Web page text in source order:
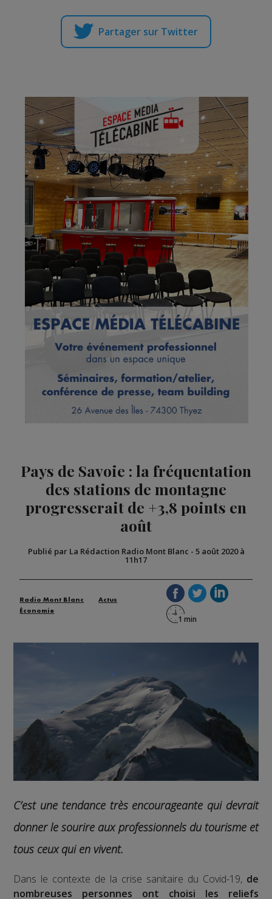
Partager sur Twitter
Pays de Savoie : la fréquentation
des stations de montagne
progresserait de +3,8 points en
août
Publié par La Rédaction Radio Mont Blanc - 5 août 2020 à
11h17
Radio Mont Blanc
Actus
Économie
C’est une tendance très encourageante qui devrait
donner le sourire aux professionnels du tourisme et
tous ceux qui en vivent.
Dans le contexte de la crise sanitaire du Covid-19, de
nombreuses personnes ont choisi les reliefs